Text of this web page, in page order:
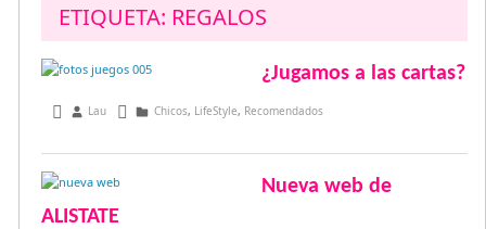
ETIQUETA: REGALOS
¿Jugamos a las cartas?
febrero 17, 2017
Lau Chicos, LifeStyle, Recomendados
Nueva web de
ALISTATE